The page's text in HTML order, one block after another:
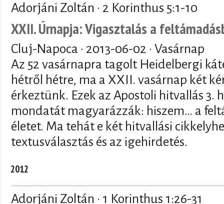
Adorjáni Zoltán · 2 Korinthus 5:1-10
XXII. Úrnapja: Vigasztalás a
Cluj-Napoca · 2013-06-02 · Vasárnap
Az 52 vasárnapra tagolt Heidelbergi
hétről hétre, ma a XXII. vasárnap két
érkeztünk. Ezek az Apostoli hitvallás 3.
mondatát magyarázzák: hiszem… a
életet. Ma tehát e két hitvallási
textusválasztás és az igehirdetés.
2012
Adorjáni Zoltán · 1 Korinthus 1:26-31